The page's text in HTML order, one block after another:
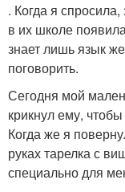
. Когда я
в их школе
знает лишь язык
поговорить.
Сегодня мой
крикнул ему,
Когда же я
руках тарелка с
специально для